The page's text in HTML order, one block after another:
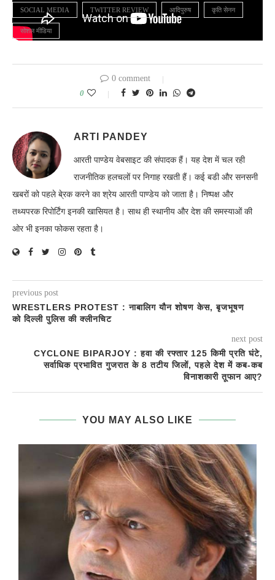
SOCIAL MEDIA TWITTER REVIEW आदिपुरुष कृति सेनन
सोशल मीडिया
0 comment
0
ARTI PANDEY
आरती पाण्डेय वेबसाइट की संपादक हैं। यह देश में चल रही
राजनीतिक हलचलों पर निगाह रखती हैं। कई बडी और सनसनी
खबरों को पहले बे्रक करने का श्रेय आरती पाण्डेय को जाता है। निष्पक्ष और
तथ्यपरक रिपोर्टिंग इनकी खासियत है। साथ ही स्थानीय और देश की समस्याओं की
ओर भी इनका फोकस रहता है।
previous post
WRESTLERS PROTEST : नाबालिग यौन शोषण केस, बृजभूषण
को दिल्ली पुलिस की क्लीनचिट
next post
CYCLONE BIPARJOY : हवा की रफ्तार 125 किमी प्रति घंटे,
सर्वाधिक प्रभावित गुजरात के 8 तटीय जिलों, पहले देश में कब-कब
विनाशकारी तूफान आए?
YOU MAY ALSO LIKE